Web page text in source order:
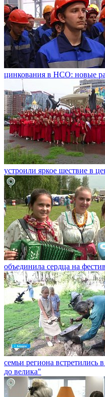
цинкования в НСО: новые
устроили яркое шествие в
объединила сердца на
семьи региона встретились
до велика"